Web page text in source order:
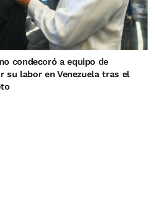
condecoró a equipo de
su labor en Venezuela tras el